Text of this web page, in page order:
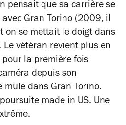
pensait que sa carrière se
Gran Torino (2009, il
on se mettait le doigt dans
Le vétéran revient plus en
la première fois
depuis son
dans Gran Torino.
made in US. Une